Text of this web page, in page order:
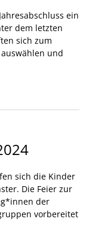
ein
dem letzten
sich zum
und
sich die Kinder
Die Feier zur
der
vorbereitet